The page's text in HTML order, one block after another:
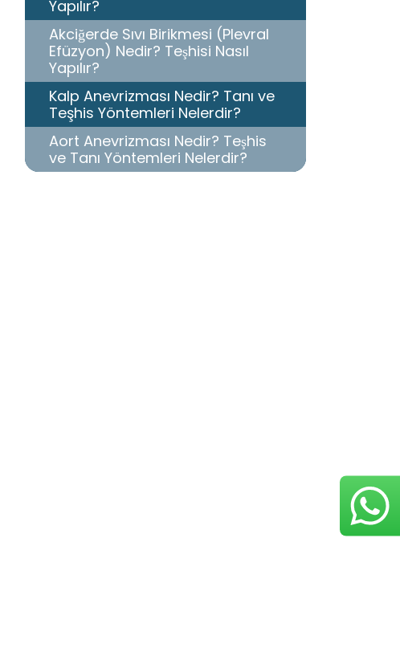
Yapılır?
Akciğerde Sıvı Birikmesi (Plevral
Efüzyon) Nedir? Teşhisi Nasıl
Yapılır?
Kalp Anevrizması Nedir? Tanı ve
Teşhis Yöntemleri Nelerdir?
Aort Anevrizması Nedir? Teşhis
ve Tanı Yöntemleri Nelerdir?